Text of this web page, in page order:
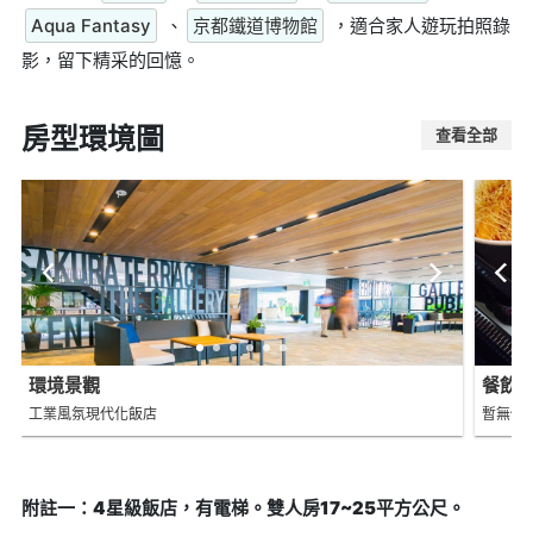
Aqua Fantasy
、 京都鐵道博物館
，適合家人遊玩拍照錄
影，留下精采的回憶。
房型環境圖 查看全部
環境景觀
工業風氛現代化飯店
餐飲
暫無價
附註一：4星級飯店，有電梯。雙人房17~25平方公尺。